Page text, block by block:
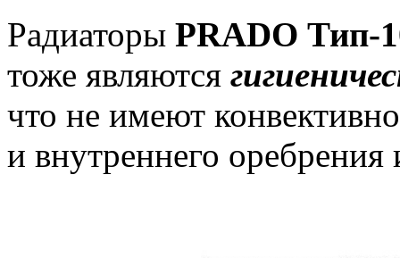
Радиаторы PRADO Тип-
тоже являются
что не имеют
и внутреннего